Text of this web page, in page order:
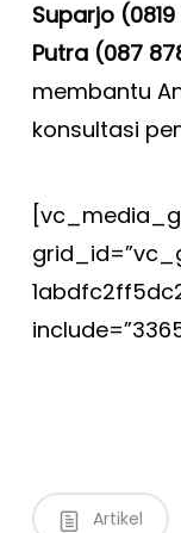
Suparjo
Putra (087
membantu
konsultasi
Artikel